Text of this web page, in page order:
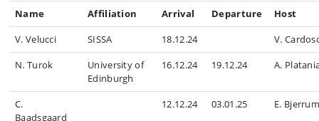
Name Affiliation Arrival Departure
Host
V. Velucci
SISSA 18.12.24
V.
N. Turok
University of
Edinburgh
16.12.24 19.12.24 A.
C.
Baadsgaard
12.12.24 03.01.25 E.